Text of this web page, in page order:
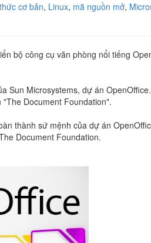
cơ bản, Linux, mã nguồn mở,
bộ công cụ văn phòng nổi tiếng
Sun Microsystems, dự án
Document Foundation".
thành sứ mệnh của dự án
Document Foundation.